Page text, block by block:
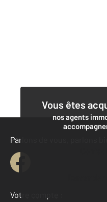
Vous êtes
nos agents
Parlons de vous, parlons
Votre compte :